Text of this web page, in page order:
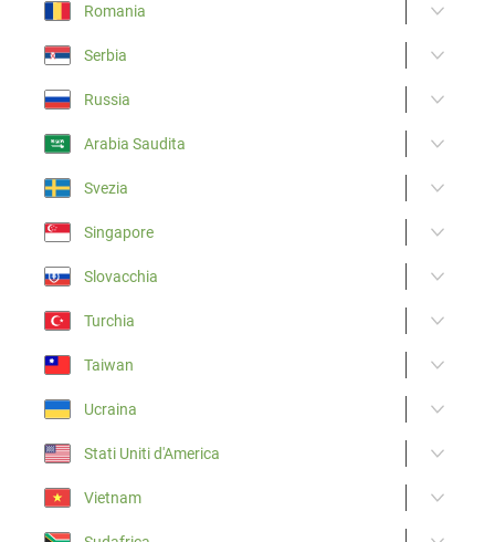
Romania
Serbia
Russia
Arabia Saudita
Svezia
Singapore
Slovacchia
Turchia
Taiwan
Ucraina
Stati Uniti d'America
Vietnam